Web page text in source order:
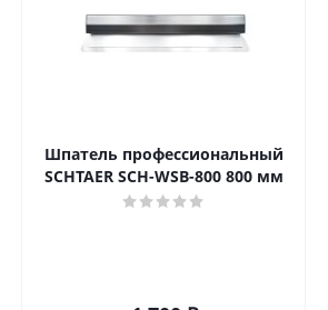
Шпатель профессиональный
SCHTAER SCH-WSB-800 800 мм